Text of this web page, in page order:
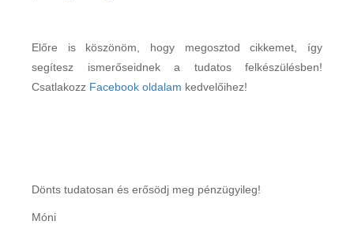
Előre is köszönöm, hogy megosztod cikkemet, így
segítesz ismerőseidnek a tudatos felkészülésben!
Csatlakozz Facebook oldalam kedvelőihez!
Dönts tudatosan és erősödj meg pénzügyileg!
Móni